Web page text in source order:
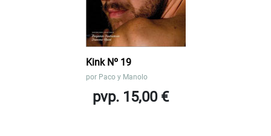
Kink Nº 19
por Paco y Manolo
pvp. 15,00 €